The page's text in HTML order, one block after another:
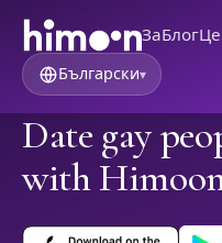
ЗаБлог
Български▾
Date gay
with